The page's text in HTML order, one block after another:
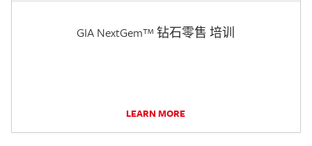
GIA NextGem™ 钻石零售 培训
LEARN MORE